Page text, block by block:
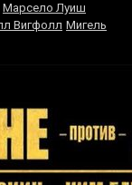
Марсело Луиш
Вигфолл Мигель